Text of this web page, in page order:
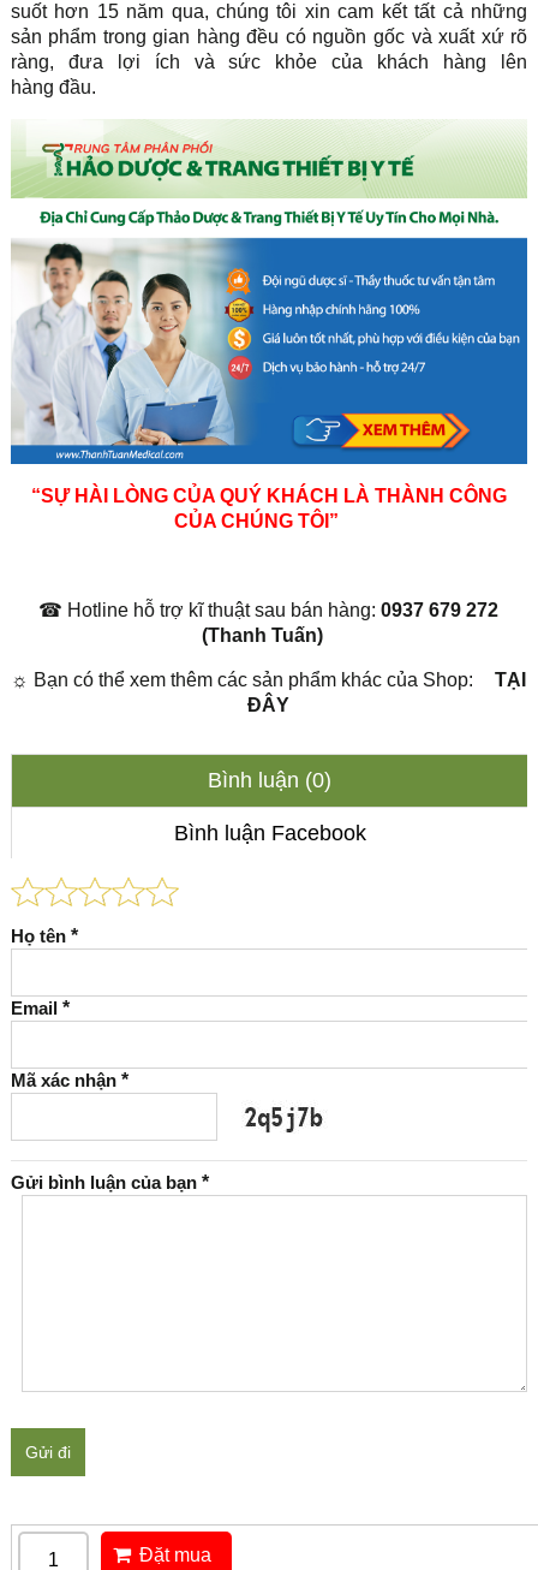
suốt hơn 15 năm qua, chúng tôi xin cam kết tất cả những
sản phẩm trong gian hàng đều có nguồn gốc và xuất xứ rõ
ràng, đưa lợi ích và sức khỏe của khách hàng lên
hàng đầu.
“SỰ HÀI LÒNG CỦA QUÝ KHÁCH LÀ THÀNH CÔNG
CỦA CHÚNG TÔI”
☎ Hotline hỗ trợ kĩ thuật sau bán hàng:0937 679 272
(Thanh Tuấn)
☼ Bạn có thể xem thêm các sản phẩm khác của Shop:
TẠI
ĐÂY
Bình luận (0)
Bình luận Facebook
Họ tên *
Email *
Mã xác nhận *
Gửi bình luận của bạn *
Gửi đi
Đặt mua